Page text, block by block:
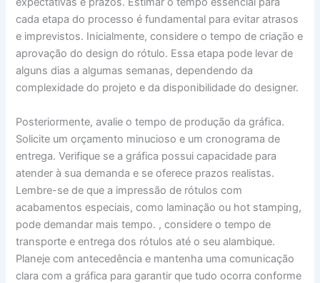
cada etapa do processo é fundamental para evitar atrasos
e imprevistos. Inicialmente, considere o tempo de criação e
aprovação do design do rótulo. Essa etapa pode levar de
alguns dias a algumas semanas, dependendo da
complexidade do projeto e da disponibilidade do designer.
Posteriormente, avalie o tempo de produção da gráfica.
Solicite um orçamento minucioso e um cronograma de
entrega. Verifique se a gráfica possui capacidade para
atender à sua demanda e se oferece prazos realistas.
Lembre-se de que a impressão de rótulos com
acabamentos especiais, como laminação ou hot stamping,
pode demandar mais tempo. , considere o tempo de
transporte e entrega dos rótulos até o seu alambique.
Planeje com antecedência e mantenha uma comunicação
clara com a gráfica para garantir que tudo ocorra conforme